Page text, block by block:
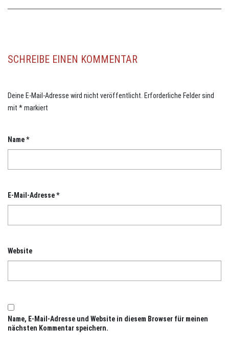
SCHREIBE EINEN KOMMENTAR
Deine E-Mail-Adresse wird nicht veröffentlicht. Erforderliche Felder sind
mit *markiert
Name*
E-Mail-Adresse*
Website
Name, E-Mail-Adresse und Website in diesem Browser für meinen
nächsten Kommentar speichern.